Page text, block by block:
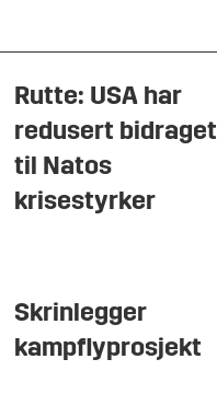
Rutte: USA har
redusert bidraget
til Natos
krisestyrker
Skrinlegger
kampflyprosjekt